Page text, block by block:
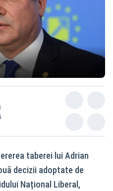
taberei lui Adrian
decizii adoptate de
Național Liberal,